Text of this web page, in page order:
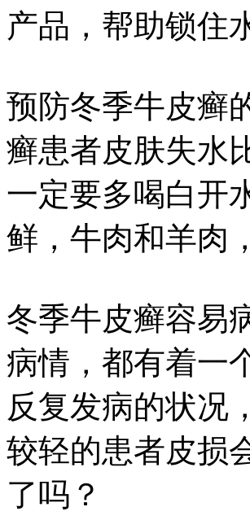
产品，帮助锁住
预防冬季牛皮癣
癣患者皮肤失水
一定要多喝白开
鲜，牛肉和羊肉
冬季牛皮癣容易
病情，都有着一
反复发病的状况
较轻的患者皮损
了吗？